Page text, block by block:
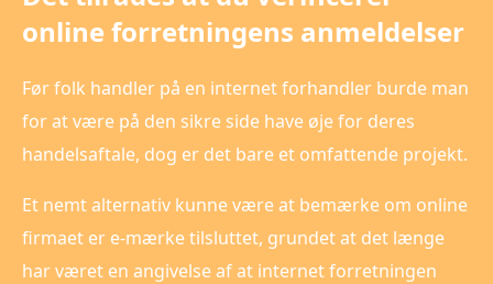
online forretningens anmeldelser
Før folk handler på en internet forhandler burde man
for at være på den sikre side have øje for deres
handelsaftale, dog er det bare et omfattende projekt.
Et nemt alternativ kunne være at bemærke om online
firmaet er e-mærke tilsluttet, grundet at det længe
har været en angivelse af at internet forretningen